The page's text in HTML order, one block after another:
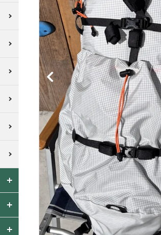
River Sports